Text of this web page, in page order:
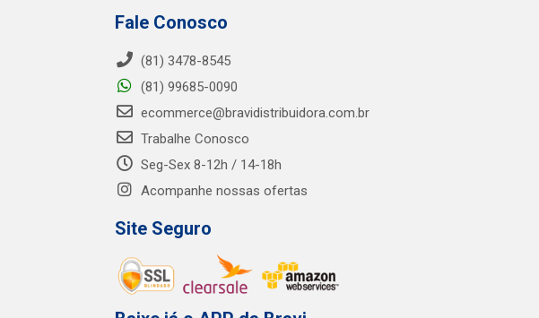
Fale Conosco
(81) 3478-8545
(81) 99685-0090
ecommerce@bravidistribuidora.com.br
Trabalhe Conosco
Seg-Sex 8-12h / 14-18h
Acompanhe nossas ofertas
Site Seguro